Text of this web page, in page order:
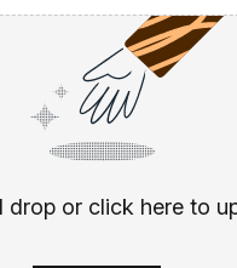
drop or click here to